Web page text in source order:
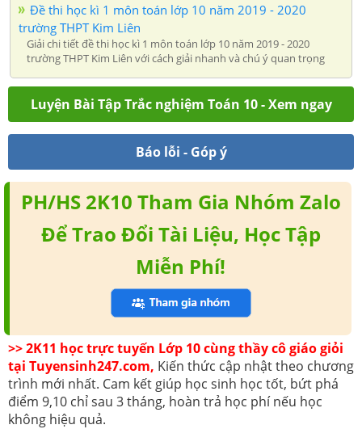
Đề thi học kì 1 môn toán lớp 10 năm 2019 - 2020
trường THPT Kim Liên
Giải chi tiết đề thi học kì 1 môn toán lớp 10 năm 2019 - 2020
trường THPT Kim Liên với cách giải nhanh và chú ý quan trọng
Luyện Bài Tập Trắc nghiệm Toán 10 - Xem ngay
Báo lỗi - Góp ý
PH/HS 2K10 Tham Gia Nhóm Zalo
Để Trao Đổi Tài Liệu, Học Tập
Miễn Phí!
>> 2K11 học trực tuyến Lớp 10 cùng thầy cô giáo giỏi
tại Tuyensinh247.com, Kiến thức cập nhật theo chương
trình mới nhất. Cam kết giúp học sinh học tốt, bứt phá
điểm 9,10 chỉ sau 3 tháng, hoàn trả học phí nếu học
không hiệu quả.